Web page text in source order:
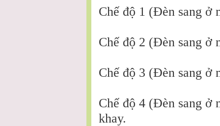
Chế độ 1 (Đèn sang ở
Chế độ 2 (Đèn sang
Chế độ 3 (Đèn sang ở
Chế độ 4 (Đèn sang ở
khay.